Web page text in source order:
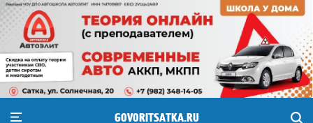
GOVORITSATKA.RU